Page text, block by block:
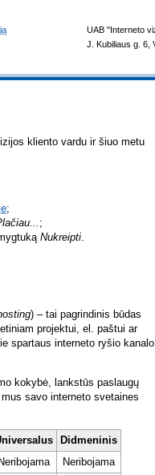
kliento vardu ir šiuo metu
;
;
Nukreipti.
) – tai pagrindinis būdas
projektui, el. paštui ar
spartaus interneto ryšio kanalo
kokybė, lankstūs paslaugų
savo interneto svetaines
Didmeninis
Neribojama
Neribojama